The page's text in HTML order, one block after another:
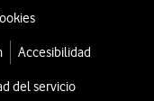
Accesibilidad
del servicio